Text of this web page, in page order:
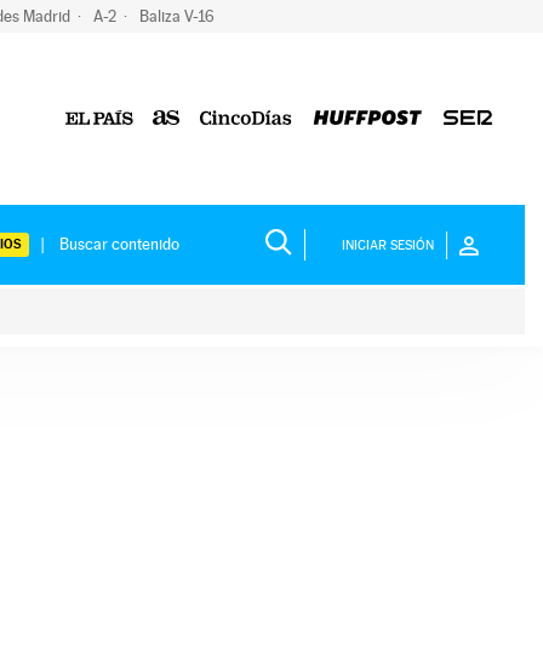
Madrid A-2 Baliza V-16
INICIAR SESIÓN